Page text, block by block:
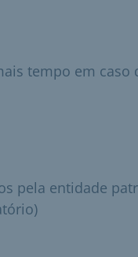
tempo em caso
pela entidade